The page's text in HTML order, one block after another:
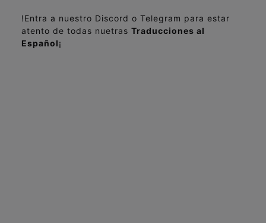
!Entra a nuestro Discord o Telegram para estar
atento de todas nuetras Traducciones al
Español¡